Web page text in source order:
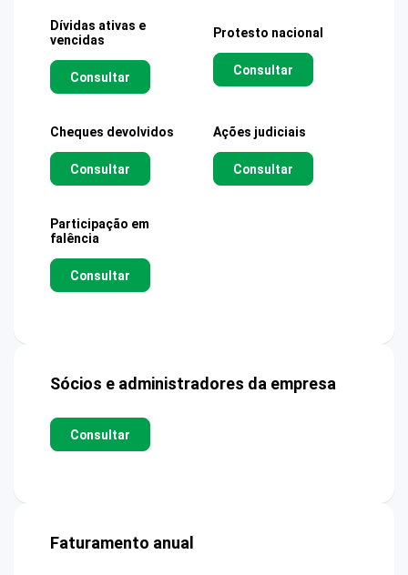
Dívidas ativas e
vencidas
Consultar
Protesto nacional
Consultar
Cheques devolvidos
Consultar
Ações judiciais
Consultar
Participação em
falência
Consultar
Sócios e administradores da empresa
Consultar
Faturamento anual